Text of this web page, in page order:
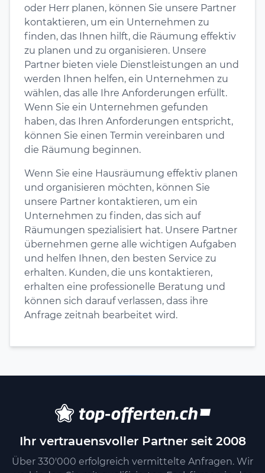
oder Herr planen, können Sie unsere Partner
kontaktieren, um ein Unternehmen zu
finden, das Ihnen hilft, die Räumung effektiv
zu planen und zu organisieren. Unsere
Partner bieten viele Dienstleistungen an und
werden Ihnen helfen, ein Unternehmen zu
wählen, das alle Ihre Anforderungen erfüllt.
Wenn Sie ein Unternehmen gefunden
haben, das Ihren Anforderungen entspricht,
können Sie einen Termin vereinbaren und
die Räumung beginnen.
Wenn Sie eine Hausräumung effektiv planen
und organisieren möchten, können Sie
unsere Partner kontaktieren, um ein
Unternehmen zu finden, das sich auf
Räumungen spezialisiert hat. Unsere Partner
übernehmen gerne alle wichtigen Aufgaben
und helfen Ihnen, den besten Service zu
erhalten. Kunden, die uns kontaktieren,
erhalten eine professionelle Beratung und
können sich darauf verlassen, dass ihre
Anfrage zeitnah bearbeitet wird.
Ihr vertrauensvoller Partner seit 2008
Über 330'000 erfolgreich vermittelte Anfragen. Wir